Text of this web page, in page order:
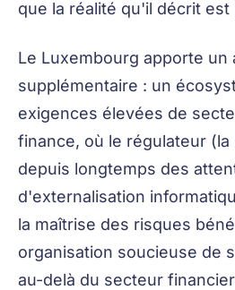
que la réalité qu'il décrit est
Le Luxembourg apporte un
supplémentaire : un
exigences élevées de
finance, où le régulateur (la
depuis longtemps des
d'externalisation
la maîtrise des risques
organisation soucieuse de
au-delà du secteur